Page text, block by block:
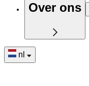
Over ons
nl